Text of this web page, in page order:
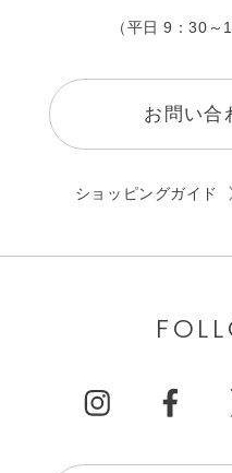
（平日 9：30
お問い合
ショッピングガイド